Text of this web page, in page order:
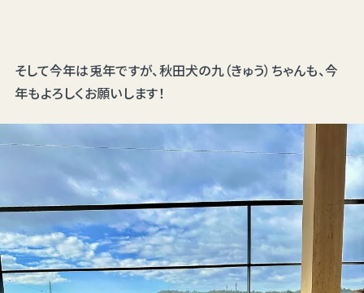
そして今年は兎年ですが、秋田犬の九（きゅう）ちゃんも、今
年もよろしくお願いします！